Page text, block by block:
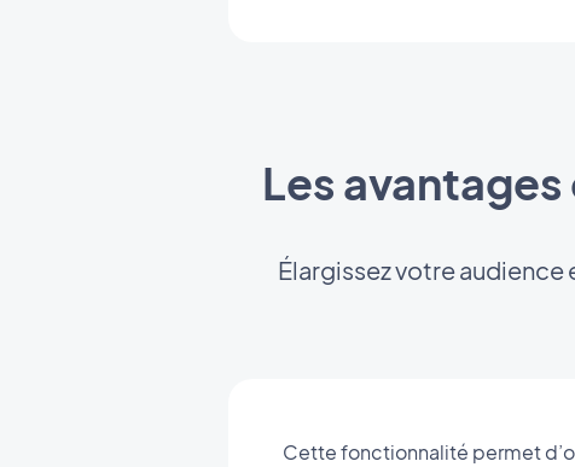
Les avantages
Élargissez votre
Cette fonctionnalité permet